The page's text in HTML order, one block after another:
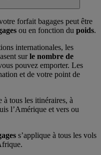
forfait bagages peut être
ou en fonction du poids.
internationales, les
surle nombre de
pouvez emporter. Les
et de votre point de
à tous les itinéraires, à
l’Amérique et vers ou
s’applique à tous les vols